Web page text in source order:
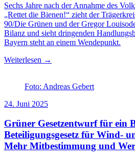
Sechs Jahre nach der Annahme des
„Rettet die Bienen!“ zieht der
90/Die Grünen und der Gregor
Bilanz und sieht dringenden
Bayern steht an einem Wendepunkt.
Weiterlesen →
Foto: Andreas Gebert
24. Juni 2025
Grüner Gesetzentwurf für ein
Beteiligungsgesetz für Wind-
Mehr Mitbestimmung und